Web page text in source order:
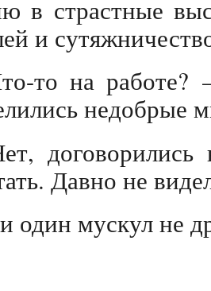
в страстные
и
то на работе?
недобрые
договорились
Давно не
один мускул не